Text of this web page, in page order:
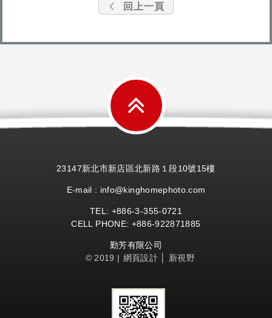
回上一頁
23147新北市新店區北新路１段10號15樓
E-mail : info@kinghomephoto.com
TEL: +886-3-355-0721
CELL PHONE: +886-922871885
勤芳有限公司
© 2019 | 網頁設計│ 新視野